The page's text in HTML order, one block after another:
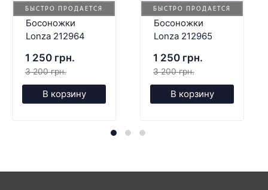
БЫСТРО ПРОДАЕТСЯ
Босоножки
Lonza 212964
1 250 грн.
3 200 грн.
В корзину
БЫСТРО ПРОДАЕТСЯ
Босоножки
Lonza 212965
1 250 грн.
3 200 грн.
В корзину